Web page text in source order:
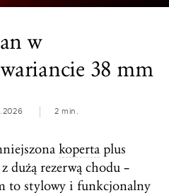
w
38 mm
2 min.
koperta plus
dużą rezerwą chodu –
to stylowy i funkcjonalny